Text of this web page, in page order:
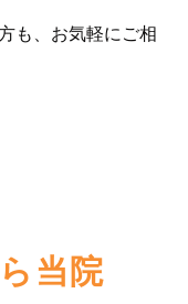
も、お気軽にご相
当院